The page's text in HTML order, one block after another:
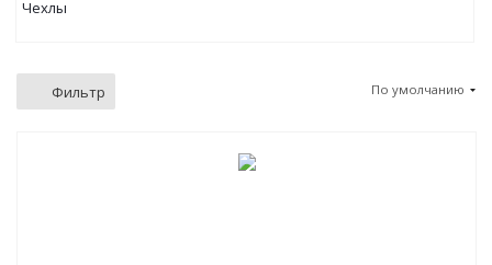
Чехлы
Фильтр По умолчанию